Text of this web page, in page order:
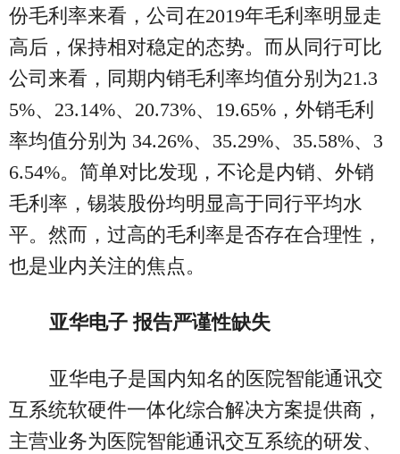
份毛利率来看，公司在2019年毛利率明显走
高后，保持相对稳定的态势。而从同行可比
公司来看，同期内销毛利率均值分别为21.3
5%、23.14%、20.73%、19.65%，外销毛利
率均值分别为 34.26%、35.29%、35.58%、3
6.54%。简单对比发现，不论是内销、外销
毛利率，锡装股份均明显高于同行平均水
平。然而，过高的毛利率是否存在合理性，
也是业内关注的焦点。
亚华电子 报告严谨性缺失
亚华电子是国内知名的医院智能通讯交
互系统软硬件一体化综合解决方案提供商，
主营业务为医院智能通讯交互系统的研发、